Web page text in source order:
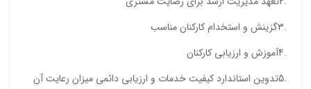
.3گزينش و استخدام كاركنان مناسب
.4آموزش و ارزيابي كاركنان
.5تدوين استاندارد كيفيت خدمات و ارزيابي دائمي ميزان رعايت آن